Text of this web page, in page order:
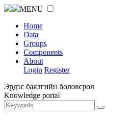
MENU
Home
Data
Groups
Components
About
Login Register
Эрдэс баялгийн боловсрол
Knowledge portal